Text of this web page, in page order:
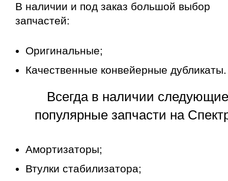
В наличии и под заказ большой выбор
запчастей:
Оригинальные;
Качественные конвейерные дубликаты.
Всегда в наличии следующие
популярные запчасти на
Амортизаторы;
Втулки стабилизатора;